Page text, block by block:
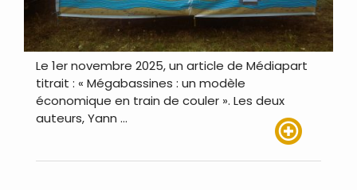
Le 1er novembre 2025, un article de Médiapart
titrait : « Mégabassines : un modèle
économique en train de couler ». Les deux
auteurs, Yann …